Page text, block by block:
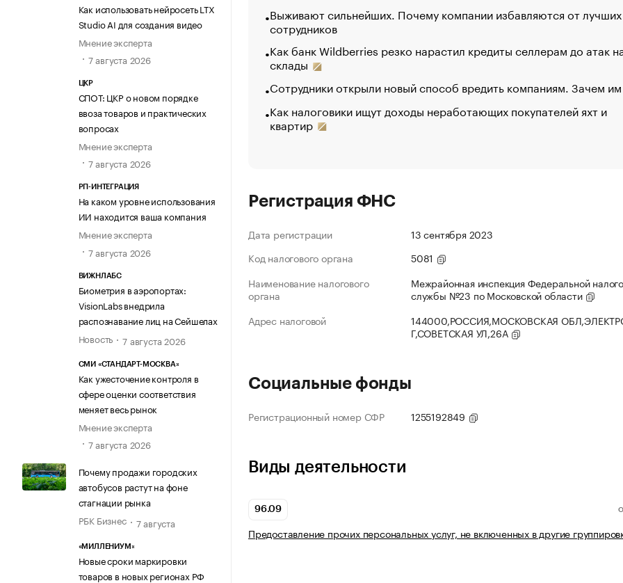
Как использовать нейросеть LTX
Studio AI для создания видео
Мнение эксперта
7 августа 2026
ЦКР
СПОТ: ЦКР о новом порядке
ввоза товаров и практических
вопросах
Мнение эксперта
7 августа 2026
РП-ИНТЕГРАЦИЯ
На каком уровне использования
ИИ находится ваша компания
Мнение эксперта
7 августа 2026
ВИЖНЛАБС
Биометрия в аэропортах:
VisionLabs внедрила
распознавание лиц на Сейшелах
Новость
7 августа 2026
СМИ «СТАНДАРТ-МОСКВА»
Как ужесточение контроля в
сфере оценки соответствия
меняет весь рынок
Мнение эксперта
7 августа 2026
Почему продажи городских
автобусов растут на фоне
стагнации рынка
РБК Бизнес
7 августа
«МИЛЛЕНИУМ»
Новые сроки маркировки
товаров в новых регионах РФ
Выживают сильнейших. Почему компании избавляются от лучших
сотрудников
Как банк Wildberries резко нарастил кредиты селлерам до атак
склады
Сотрудники открыли новый способ вредить компаниям. Зачем
Как налоговики ищут доходы неработающих покупателей яхт и
квартир
Регистрация ФНС
Дата регистрации
13 сентября 2023
Код налогового органа
5081
Наименование налогового
органа
Межрайонная инспекция Федеральной
службы №23 по Московской области
Адрес налоговой
144000,РОССИЯ,МОСКОВСКАЯ
Г,СОВЕТСКАЯ УЛ,26А
Социальные фонды
Регистрационный номер СФР 1255192849
Виды деятельности
96.09
Предоставление прочих персональных услуг, не включенных в другие